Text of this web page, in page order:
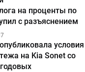
на проценты по
с разъяснением
условия
на Kia Sonet со